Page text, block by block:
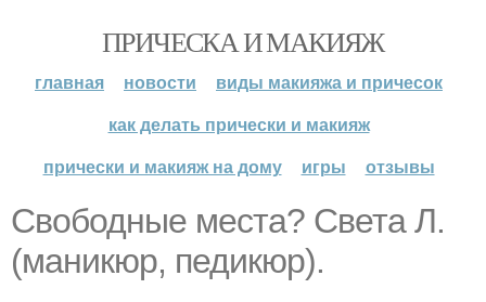
ПРИЧЕСКА И МАКИЯЖ
главная новости
виды макияжа и причесок
как делать прически и макияж
прически и макияж на дому
игры отзывы
Свободные места? Света Л.
(маникюр, педикюр).